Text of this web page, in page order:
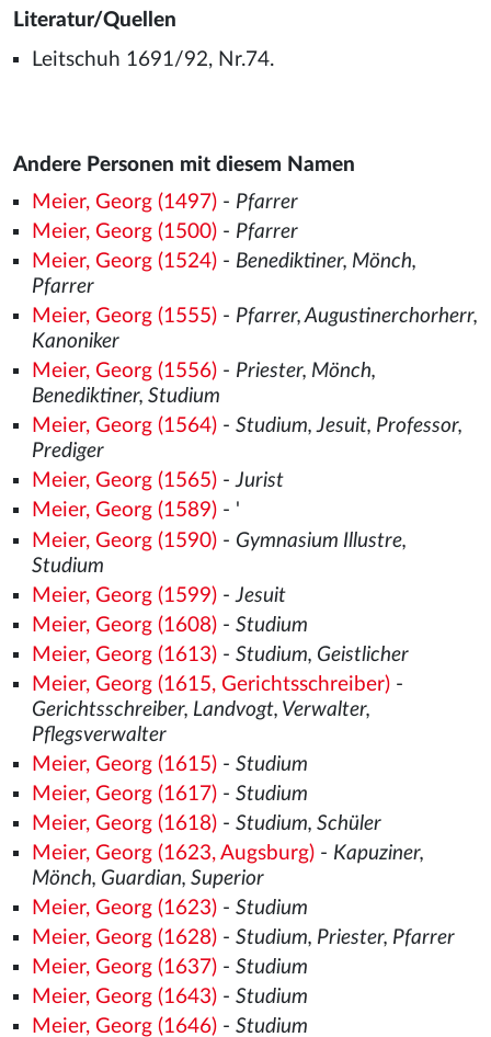
Literatur/Quellen
Leitschuh 1691/92, Nr.74.
Andere Personen mit diesem Namen
Meier, Georg (1497)- Pfarrer
Meier, Georg (1500)- Pfarrer
Meier, Georg (1524)- Benediktiner, Mönch,
Pfarrer
Meier, Georg (1555)- Pfarrer, Augustinerchorherr,
Kanoniker
Meier, Georg (1556)- Priester, Mönch,
Benediktiner, Studium
Meier, Georg (1564)- Studium, Jesuit, Professor,
Prediger
Meier, Georg (1565)-Jurist
Meier, Georg (1589)- '
Meier, Georg (1590)- Gymnasium Illustre,
Studium
Meier, Georg (1599)- Jesuit
Meier, Georg (1608)- Studium
Meier, Georg (1613)- Studium, Geistlicher
Meier, Georg (1615, Gerichtsschreiber)-
Gerichtsschreiber, Landvogt, Verwalter,
Pflegsverwalter
Meier, Georg (1615)- Studium
Meier, Georg (1617)- Studium
Meier, Georg (1618)- Studium, Schüler
Meier, Georg (1623, Augsburg)- Kapuziner,
Mönch, Guardian, Superior
Meier, Georg (1623)- Studium
Meier, Georg (1628)- Studium, Priester, Pfarrer
Meier, Georg (1637)- Studium
Meier, Georg (1643)- Studium
Meier, Georg (1646)- Studium